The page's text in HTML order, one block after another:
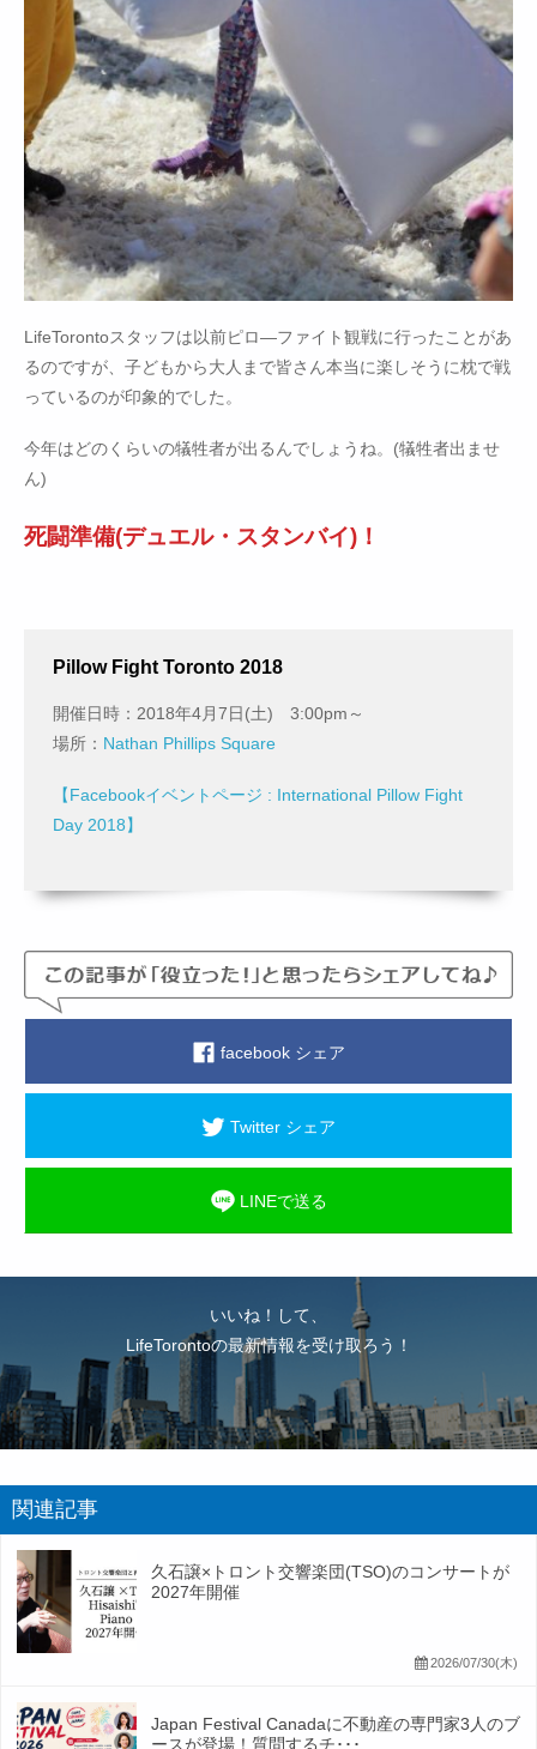
LifeTorontoスタッフは以前ピロ―ファイト観戦に行ったことがあ
るのですが、子どもから大人まで皆さん本当に楽しそうに枕で戦
っているのが印象的でした。
今年はどのくらいの犠牲者が出るんでしょうね。(犠牲者出ませ
ん)
死闘準備(デュエル・スタンバイ)！
Pillow Fight Toronto 2018
開催日時：2018年4月7日(土) 3:00pm～
場所： Nathan Phillips Square
【Facebookイベントページ : International Pillow Fight
Day 2018】
facebook シェア
Twitter シェア
LINEで送る
いいね！して、
LifeTorontoの最新情報を受け取ろう！
関連記事
久石譲×トロント交響楽団(TSO)のコンサートが
2027年開催
2026/07/30(木)
Japan Festival Canadaに不動産の専門家3人のブ
ースが登場！質問するチ･･･